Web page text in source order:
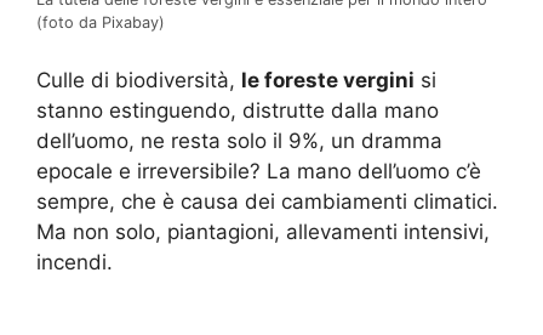
(foto da Pixabay)
Culle di biodiversità, le foreste vergini si
stanno estinguendo, distrutte dalla mano
dell’uomo, ne resta solo il 9%, un dramma
epocale e irreversibile? La mano dell’uomo c’è
sempre, che è causa dei cambiamenti climatici.
Ma non solo, piantagioni, allevamenti intensivi,
incendi.